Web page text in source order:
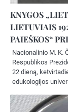
KNYGOS
LIETUVIAIS
PAIEŠKOS“
Nacionalinio M. K.
Respublikos
22 dieną,
edukologijos